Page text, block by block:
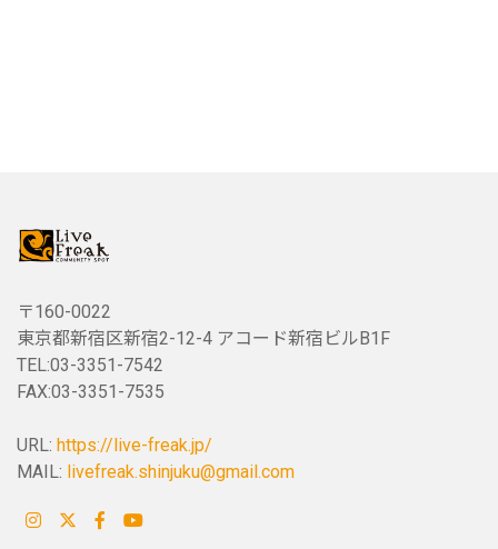
〒160-0022
東京都新宿区新宿2-12-4 アコード新宿ビルB1F
TEL:03-3351-7542
FAX:03-3351-7535
URL: https://live-freak.jp/
MAIL: livefreak.shinjuku@gmail.com